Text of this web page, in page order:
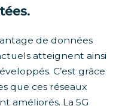
de données
atteignent ainsi
C’est grâce
que ces réseaux
améliorés. La 5G